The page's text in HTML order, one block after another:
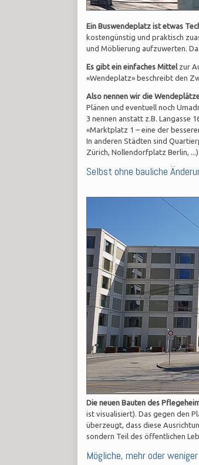
Ein Buswendeplatz ist etwas
kostengünstig und praktisch
und Möblierung aufzuwerten.
Es gibt ein einfaches Mittelzur
«Wendeplatz» beschreibt den
Also nennen wir die
Plänen und eventuell noch
3 nennen anstatt z.B. Langasse
«Marktplatz 1 – eine der
In anderen Städten sind
Zürich, Nollendorfplatz Berlin, ...)
Selbst ohne bauliche
Die neuen Bauten des
ist visualisiert). Das gegen den
überzeugt, dass diese
sondern Teil des öffentlichen
Mögliche, mehr oder